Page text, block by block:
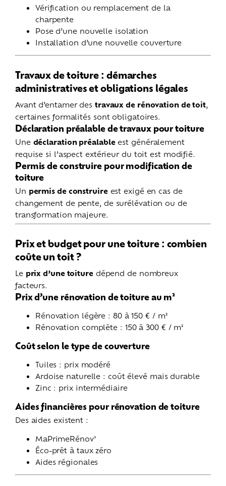
Vérification ou remplacement de la
charpente
Pose d’une nouvelle isolation
Installation d’une nouvelle couverture
Travaux de toiture : démarches
administratives et obligations légales
Avant d’entamer des travaux de rénovation de toit
certaines formalités sont obligatoires.
Déclaration préalable de travaux pour toiture
Une déclaration préalableest généralement
requise si l’aspect extérieur du toit est modifié.
Permis de construire pour modification de
toiture
Un permis de construireest exigé en cas de
changement de pente, de surélévation ou de
transformation majeure.
Prix et budget pour une toiture : combien
coûte un toit ?
Le prix d’une toituredépend de nombreux
facteurs.
Prix d’une rénovation de toiture au m²
Rénovation légère : 80 à 150 € / m²
Rénovation complète : 150 à 300 € / m²
Coût selon le type de couverture
Tuiles : prix modéré
Ardoise naturelle : coût élevé mais durable
Zinc : prix intermédiaire
Aides financières pour rénovation de toiture
Des aides existent :
MaPrimeRénov’
Éco-prêt à taux zéro
Aides régionales